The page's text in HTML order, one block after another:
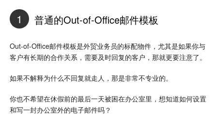
1 普通的Out-of-Office邮件模板
Out-of-Office邮件模板是外贸业务员的标配物件，尤其是如果你与
客户有长期的合作关系，需要及时回复的客户，那就更要注意了。
如果不解释为什么不回复就走人，那是非常不专业的。
你也不希望在休假前的最后一天被困在办公室里，想知道如何设置
和写一封办公室外的电子邮件吗？